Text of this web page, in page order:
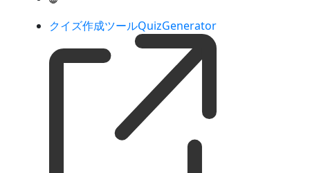
クイズ作成ツールQuizGenerator